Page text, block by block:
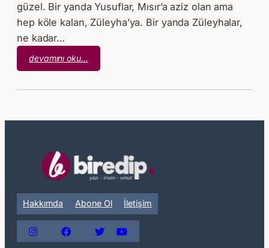
güzel. Bir yanda Yusuflar, Mısır’a aziz olan ama
hep köle kalan, Züleyha’ya. Bir yanda Züleyhalar,
ne kadar…
devamını oku…
Sevginin
Hakkımda Abone Ol İletişim